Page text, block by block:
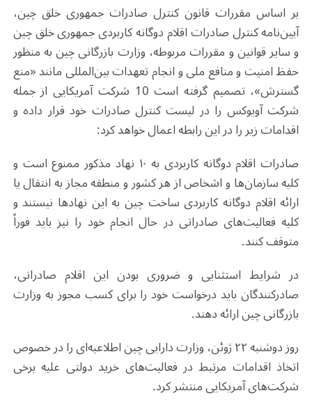
بر اساس مقررات قانون کنترل صادرات جمهوری خلق چین،
آیین‌نامه کنترل صادرات اقلام دوگانه کاربردی جمهوری خلق چین
و سایر قوانین و مقررات مربوطه، وزارت بازرگانی چین به منظور
حفظ امنیت و منافع ملی و انجام تعهدات بین‌المللی مانند «منع
گسترش»، تصمیم گرفته است 10 شرکت آمریکایی از جمله
شرکت آویوکس را در لیست کنترل صادرات خود قرار داده و
اقدامات زیر را در این رابطه اعمال خواهد کرد:
صادرات اقلام دوگانه کاربردی به ۱۰ نهاد مذکور ممنوع است و
کلیه سازمان‌ها و اشخاص از هر کشور و منطقه مجاز به انتقال یا
ارائه اقلام دوگانه کاربردی ساخت چین به این نهادها نیستند و
کلیه فعالیت‌های صادراتی در حال انجام خود را نیز باید فوراً
متوقف کنند.
در شرایط استثنایی و ضروری بودن این اقلام صادراتی،
صادرکنندگان باید درخواست خود را برای کسب مجوز به وزارت
بازرگانی چین ارائه دهند.
روز دوشنبه ۲۲ ژوئن، وزارت دارایی چین اطلاعیه‌ای را در خصوص
اتخاذ اقدامات مرتبط در فعالیت‌های خرید دولتی علیه برخی
شرکت‌های آمریکایی منتشر کرد.